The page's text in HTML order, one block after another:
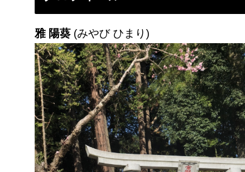
雅 陽葵 (みやび ひまり)